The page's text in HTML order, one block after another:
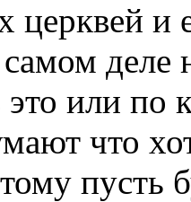
церквей и
деле
или по
что
пусть